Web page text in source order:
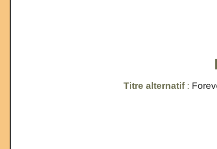
Titre alternatif: